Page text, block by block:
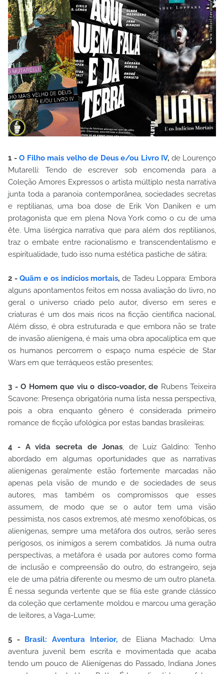
1 - O Filho mais velho de Deus e/ou Livro IV, de Lourenço
Mutarelli: Tendo de escrever sob encomenda para a
Coleção Amores Expressos o artista múltiplo nesta narrativa
junta toda a paranoia contemporânea, sociedades secretas
e reptilianas, uma boa dose de Erik Von Daniken e um
protagonista que em plena Nova York como o cu de uma
ête. Uma lisérgica narrativa que para além dos reptilianos,
traz o embate entre racionalismo e transcendentalismo e
espiritualidade, tudo isso numa estética pastiche de sátira;
2 -Quãm e os indícios mortais, de Tadeu Loppara: Embora
alguns apontamentos feitos em nossa avaliação do livro, no
geral o universo criado pelo autor, diverso em seres e
criaturas é um dos mais ricos na ficção científica nacional.
Além disso, é obra estruturada e que embora não se trate
de invasão alienígena, é mais uma obra apocalíptica em que
os humanos percorrem o espaço numa espécie de Star
Wars em que terráqueos estão presentes;
3 - O Homem que viu o disco-voador, de Rubens Teixeira
Scavone: Presença obrigatória numa lista nessa perspectiva,
pois a obra enquanto gênero é considerada primeiro
romance de ficção ufológica por estas bandas brasileiras;
4 - A vida secreta de Jonas, de Luiz Galdino: Tenho
abordado em algumas oportunidades que as narrativas
alienígenas geralmente estão fortemente marcadas não
apenas pela visão de mundo e de sociedades de seus
autores, mas também os compromissos que esses
assumem, de modo que se o autor tem uma visão
pessimista, nos casos extremos, até mesmo xenofóbicas, os
alienígenas, sempre uma metáfora dos outros, serão seres
perigosos, os inimigos a serem combatidos. Já numa outra
perspectivas, a metáfora é usada por autores como forma
de inclusão e compreensão do outro, do estrangeiro, seja
ele de uma pátria diferente ou mesmo de um outro planeta.
É nessa segunda vertente que se filia este grande clássico
da coleção que certamente moldou e marcou uma geração
de leitores, a Vaga-Lume;
5 - Brasil: Aventura Interior,de Eliana Machado: Uma
aventura juvenil bem escrita e movimentada que acaba
tendo um pouco de Alienígenas do Passado, Indiana Jones